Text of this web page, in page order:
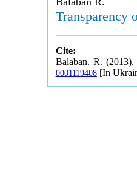
Transparency
Cite:
Balaban, R. (2013).
0001119408[In